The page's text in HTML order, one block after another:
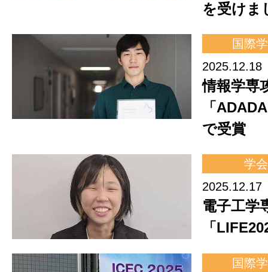
を受けま
国際
2025.12.18
情報学専
「
で受賞
学会
2025.12.17
電子工学
「
国際